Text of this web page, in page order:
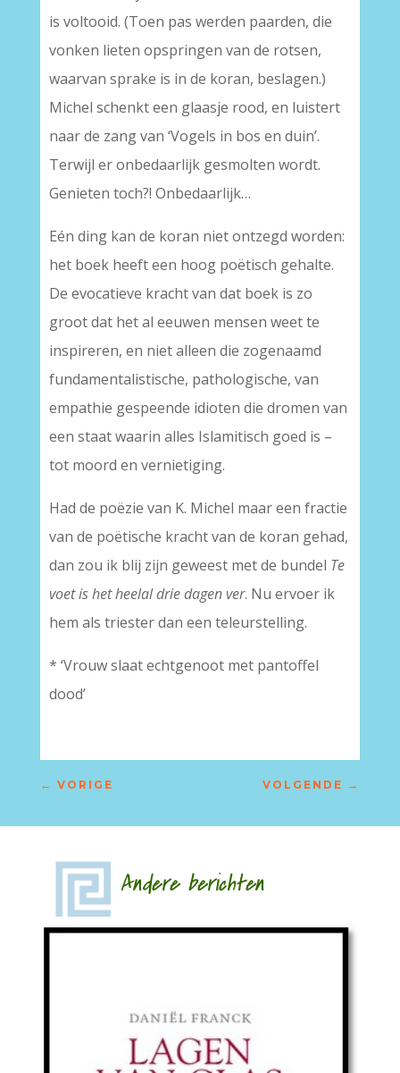
is voltooid. (Toen pas werden paarden, die
vonken lieten opspringen van de rotsen,
waarvan sprake is in de koran, beslagen.)
Michel schenkt een glaasje rood, en luistert
naar de zang van ‘Vogels in bos en duin’.
Terwijl er onbedaarlijk gesmolten wordt.
Genieten toch?! Onbedaarlijk…
Eén ding kan de koran niet ontzegd worden:
het boek heeft een hoog poëtisch gehalte.
De evocatieve kracht van dat boek is zo
groot dat het al eeuwen mensen weet te
inspireren, en niet alleen die zogenaamd
fundamentalistische, pathologische, van
empathie gespeende idioten die dromen van
een staat waarin alles Islamitisch goed is –
tot moord en vernietiging.
Had de poëzie van K. Michel maar een fractie
van de poëtische kracht van de koran gehad,
dan zou ik blij zijn geweest met de bundel Te
voet is het heelal drie dagen ver. Nu ervoer ik
hem als triester dan een teleurstelling.
* ‘Vrouw slaat echtgenoot met pantoffel
dood’
← VORIGE VOLGENDE →
Andere berichten